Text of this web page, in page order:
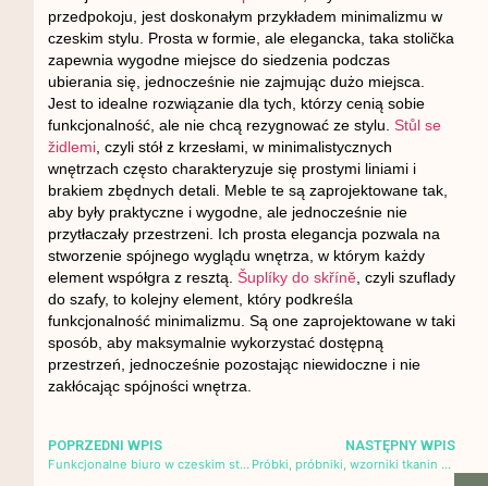
przedpokoju, jest doskonałym przykładem minimalizmu w
czeskim stylu. Prosta w formie, ale elegancka, taka stolička
zapewnia wygodne miejsce do siedzenia podczas
ubierania się, jednocześnie nie zajmując dużo miejsca.
Jest to idealne rozwiązanie dla tych, którzy cenią sobie
funkcjonalność, ale nie chcą rezygnować ze stylu. Stůl se
židlemi, czyli stół z krzesłami, w minimalistycznych
wnętrzach często charakteryzuje się prostymi liniami i
brakiem zbędnych detali. Meble te są zaprojektowane tak,
aby były praktyczne i wygodne, ale jednocześnie nie
przytłaczały przestrzeni. Ich prosta elegancja pozwala na
stworzenie spójnego wyglądu wnętrza, w którym każdy
element współgra z resztą. Šuplíky do skříně, czyli szuflady
do szafy, to kolejny element, który podkreśla
funkcjonalność minimalizmu. Są one zaprojektowane w taki
sposób, aby maksymalnie wykorzystać dostępną
przestrzeń, jednocześnie pozostając niewidoczne i nie
zakłócając spójności wnętrza.
POPRZEDNI WPIS
Funkcjonalne biuro w czeskim stylu
NASTĘPNY WPIS
Próbki, próbniki, wzorniki tkanin tapicerskich – jak wysłać próbki materiałów obiciowych pocztą?